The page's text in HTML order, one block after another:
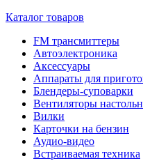
Каталог товаров
FM трансмиттеры
Автоэлектроника
Аксессуары
Аппараты для
Блендеры-суповарки
Вентиляторы
Вилки
Карточки на бензин
Аудио-видео
Встраиваемая техника